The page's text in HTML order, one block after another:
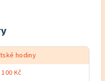
hodiny
Kč